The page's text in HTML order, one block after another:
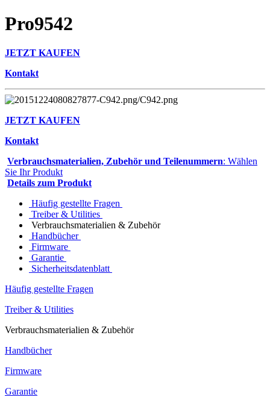
Pro9542
JETZT KAUFEN
Kontakt
JETZT KAUFEN
Kontakt
Verbrauchsmaterialien, Zubehör und Teilenummern: Wählen
Sie Ihr Produkt
Details zum Produkt
Häufig gestellte Fragen
Treiber & Utilities
Verbrauchsmaterialien & Zubehör
Handbücher
Firmware
Garantie
Sicherheitsdatenblatt
Häufig gestellte Fragen
Treiber & Utilities
Verbrauchsmaterialien & Zubehör
Handbücher
Firmware
Garantie